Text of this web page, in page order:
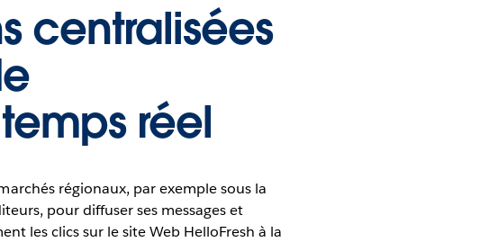
centralisées
réel
régionaux, par exemple sous la
pour diffuser ses messages et
les clics sur le site Web HelloFresh à la